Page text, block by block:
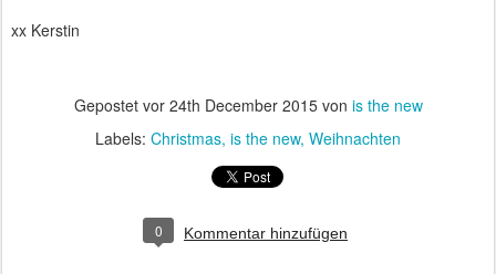
xx Kerstin
Gepostet vor 24th December 2015von is the new
Labels: Christmas is the new Weihnachten
0 Kommentar hinzufügen